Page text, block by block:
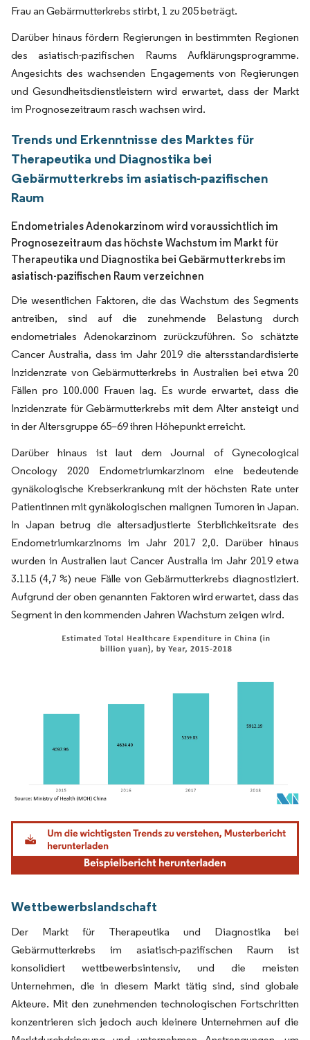
Frau an Gebärmutterkrebs stirbt, 1 zu 205 beträgt.
Darüber hinaus fördern Regierungen in bestimmten Regionen
des asiatisch-pazifischen Raums Aufklärungsprogramme.
Angesichts des wachsenden Engagements von Regierungen
und Gesundheitsdienstleistern wird erwartet, dass der Markt
im Prognosezeitraum rasch wachsen wird.
Trends und Erkenntnisse des Marktes für
Therapeutika und Diagnostika bei
Gebärmutterkrebs im asiatisch-pazifischen
Raum
Endometriales Adenokarzinom wird voraussichtlich im
Prognosezeitraum das höchste Wachstum im Markt für
Therapeutika und Diagnostika bei Gebärmutterkrebs im
asiatisch-pazifischen Raum verzeichnen
Die wesentlichen Faktoren, die das Wachstum des Segments
antreiben, sind auf die zunehmende Belastung durch
endometriales Adenokarzinom zurückzuführen. So schätzte
Cancer Australia, dass im Jahr 2019 die altersstandardisierte
Inzidenzrate von Gebärmutterkrebs in Australien bei etwa 20
Fällen pro 100.000 Frauen lag. Es wurde erwartet, dass die
Inzidenzrate für Gebärmutterkrebs mit dem Alter ansteigt und
in der Altersgruppe 65–69 ihren Höhepunkt erreicht.
Darüber hinaus ist laut dem Journal of Gynecological
Oncology 2020 Endometriumkarzinom eine bedeutende
gynäkologische Krebserkrankung mit der höchsten Rate unter
Patientinnen mit gynäkologischen malignen Tumoren in Japan.
In Japan betrug die altersadjustierte Sterblichkeitsrate des
Endometriumkarzinoms im Jahr 2017 2,0. Darüber hinaus
wurden in Australien laut Cancer Australia im Jahr 2019 etwa
3.115 (4,7 %) neue Fälle von Gebärmutterkrebs diagnostiziert.
Aufgrund der oben genannten Faktoren wird erwartet, dass das
Segment in den kommenden Jahren Wachstum zeigen wird.
Bild © Mordor Intelligence. Wiederverwendung erfordert Namensnennung gemäß
Wettbewerbslandschaft
Der Markt für Therapeutika und Diagnostika bei
Gebärmutterkrebs im asiatisch-pazifischen Raum ist
konsolidiert wettbewerbsintensiv, und die meisten
Unternehmen, die in diesem Markt tätig sind, sind globale
Akteure. Mit den zunehmenden technologischen Fortschritten
konzentrieren sich jedoch auch kleinere Unternehmen auf die